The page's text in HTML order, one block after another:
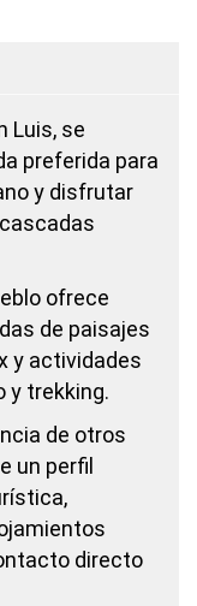
Luis, se
preferida para
y disfrutar
ofrece
de paisajes
y actividades
y trekking.
de otros
un perfil
directo